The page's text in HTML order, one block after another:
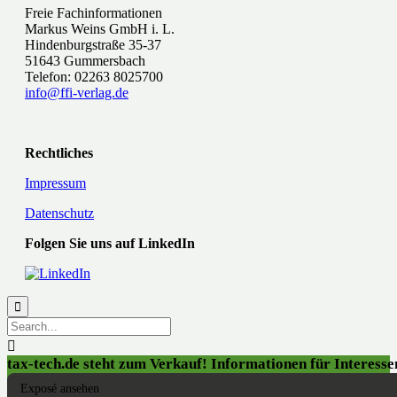
Freie Fachinformationen
Markus Weins GmbH i. L.
Hindenburgstraße 35-37
51643 Gummersbach
Telefon: 02263 8025700
info@ffi-verlag.de
Rechtliches
Impressum
Datenschutz
Folgen Sie uns auf LinkedIn


tax-tech.de steht zum Verkauf! Informationen für
Exposé ansehen